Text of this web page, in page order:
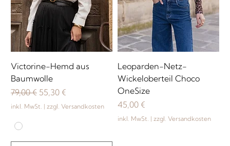
Victorine-Hemd aus
Baumwolle
Standardpreis
79,00 € Sale-Preis
55,30 €
inkl. MwSt. | zzgl. Versandkosten
Leoparden-Netz-
Wickeloberteil Choco
OneSize
Preis
45,00 €
inkl. MwSt. | zzgl. Versandkosten